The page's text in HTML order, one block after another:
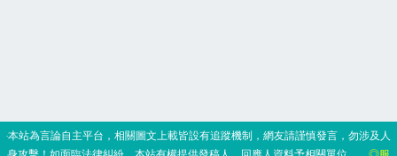
‧本站為言論自主平台，相關圖文上載皆設有追蹤機制，網友請謹慎發言，勿涉及人